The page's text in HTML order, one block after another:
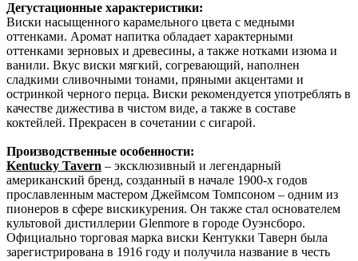
Дегустационные характеристики:
Виски насыщенного карамельного цвета с медными
оттенками. Аромат напитка обладает характерными
оттенками зерновых и древесины, а также нотками изюма и
ванили. Вкус виски мягкий, согревающий, наполнен
сладкими сливочными тонами, пряными акцентами и
остринкой черного перца. Виски рекомендуется употреблять в
качестве дижестива в чистом виде, а также в составе
коктейлей. Прекрасен в сочетании с сигарой.
Производственные особенности:
Kentucky Tavern – эксклюзивный и легендарный
американский бренд, созданный в начале 1900-х годов
прославленным мастером Джеймсом Томпсоном – одним из
пионеров в сфере вискикурения. Он также стал основателем
культовой дистиллерии Glenmore в городе Оуэнсборо.
Официально торговая марка виски Кентукки Таверн была
зарегистрирована в 1916 году и получила название в честь